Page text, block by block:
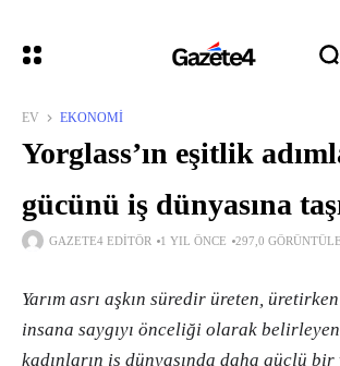
EV EKONOMI
Yorglass’ın eşitlik
gücünü iş dünyasına
GAZETE4 EDITÖR 1 YIL ÖNCE 297,0
Yarım asrı aşkın süredir üreten,
insana saygıyı önceliği olarak
kadınların iş dünyasında daha güçlü bir